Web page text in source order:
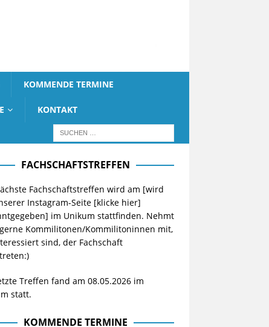
KOMMENDE TERMINE
KONTAKT
FACHSCHAFTSTREFFEN
Fachschaftstreffen wird am [wird
Instagram-Seite [klicke hier]
im Unikum stattfinden. Nehmt
Kommilitonen/Kommilitoninnen mit,
sind, der Fachschaft
Treffen fand am 08.05.2026 im
statt.
KOMMENDE TERMINE